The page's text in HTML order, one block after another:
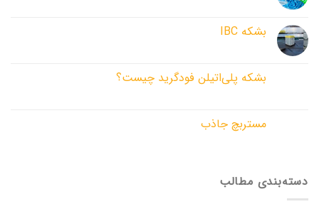
بشکه IBC
بشکه پلی‌اتیلن فودگرید چیست؟
مستربچ جاذب
دسته‌بندی مطالب